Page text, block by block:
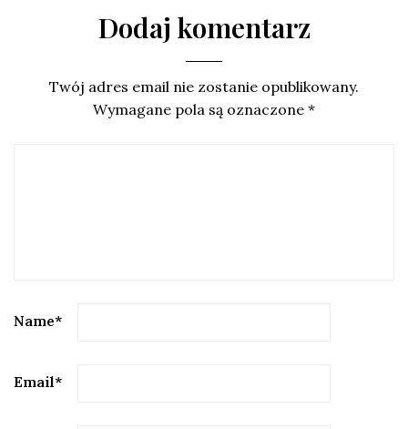
Dodaj komentarz
Twój adres email nie zostanie opublikowany.
Wymagane pola są oznaczone *
Name*
Email*